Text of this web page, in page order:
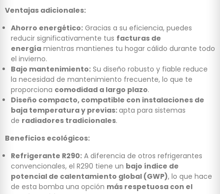
Ventajas adicionales:
Ahorro energético: Gracias a su eficiencia, puedes
reducir significativamente tus facturas de
energía mientras mantienes tu hogar cálido durante todo
el invierno.
Bajo mantenimiento: Su diseño robusto y fiable reduce
la necesidad de mantenimiento frecuente, lo que te
proporciona comodidad a largo plazo.
Diseño compacto, compatible con instalaciones de
baja temperatura y previas:apta para sistemas
de radiadores tradicionales.
Beneficios ecológicos:
Refrigerante R290: A diferencia de otros refrigerantes
convencionales, el R290 tiene un bajo índice de
potencial de calentamiento global (GWP), lo que hace
de esta bomba una opción más respetuosa con el